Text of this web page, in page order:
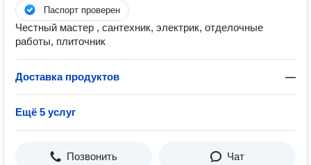
Паспорт проверен
Честный мастер , сантехник, электрик, отделочные
работы, плиточник
Доставка продуктов —
Ещё 5 услуг
Позвонить Чат